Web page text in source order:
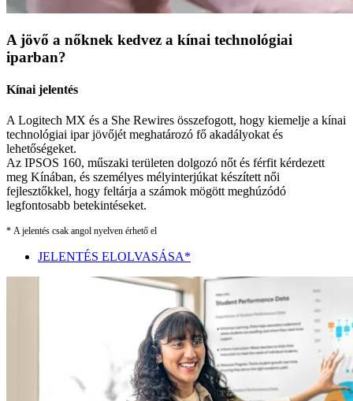
A jövő a nőknek kedvez a kínai technológiai
iparban?
Kínai jelentés
A Logitech MX és a She Rewires összefogott, hogy kiemelje a kínai
technológiai ipar jövőjét meghatározó fő akadályokat és
lehetőségeket.
Az IPSOS 160, műszaki területen dolgozó nőt és férfit kérdezett
meg Kínában, és személyes mélyinterjúkat készített női
fejlesztőkkel, hogy feltárja a számok mögött meghúzódó
legfontosabb betekintéseket.
* A jelentés csak angol nyelven érhető el
JELENTÉS ELOLVASÁSA*